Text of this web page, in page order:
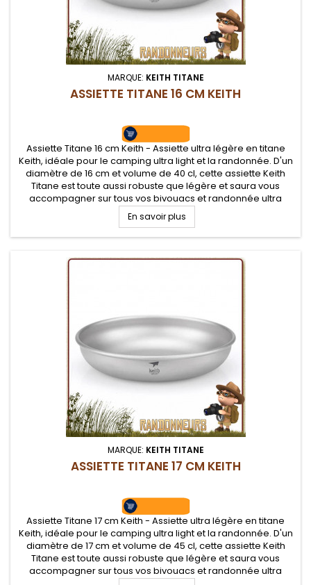
MARQUE: KEITH TITANE
ASSIETTE TITANE 16 CM KEITH
Assiette Titane 16 cm Keith - Assiette ultra légère en titane
Keith, idéale pour le camping ultra light et la randonnée. D'un
diamètre de 16 cm et volume de 40 cl, cette assiette Keith
Titane est toute aussi robuste que légère et saura vous
accompagner sur tous vos bivouacs et randonnée ultra
légère
En savoir plus
MARQUE: KEITH TITANE
ASSIETTE TITANE 17 CM KEITH
Assiette Titane 17 cm Keith - Assiette ultra légère en titane
Keith, idéale pour le camping ultra light et la randonnée. D'un
diamètre de 17 cm et volume de 45 cl, cette assiette Keith
Titane est toute aussi robuste que légère et saura vous
accompagner sur tous vos bivouacs et randonnée ultra